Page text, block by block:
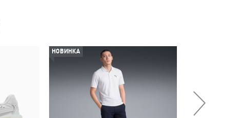
НОВИНКА